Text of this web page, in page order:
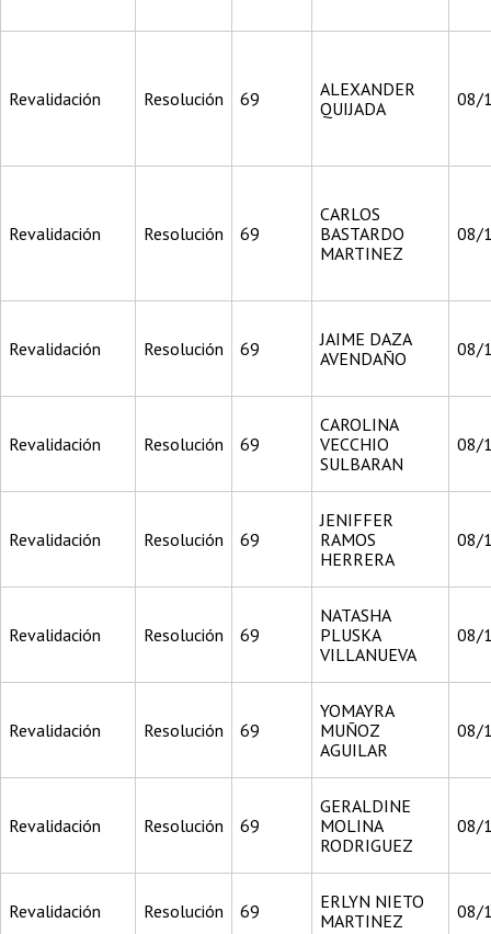
Revalidación Resolución 69
ALEXANDER
QUIJADA
08/
Revalidación Resolución 69
CARLOS
BASTARDO
MARTINEZ
08/
Revalidación Resolución 69
JAIME DAZA
AVENDAÑO
08/
Revalidación Resolución 69
CAROLINA
VECCHIO
SULBARAN
08/
Revalidación Resolución 69
JENIFFER
RAMOS
HERRERA
08/
Revalidación Resolución 69
NATASHA
PLUSKA
VILLANUEVA
08/
Revalidación Resolución 69
YOMAYRA
MUÑOZ
AGUILAR
08/
Revalidación Resolución 69
GERALDINE
MOLINA
RODRIGUEZ
08/
Revalidación Resolución 69
ERLYN NIETO
MARTINEZ
08/